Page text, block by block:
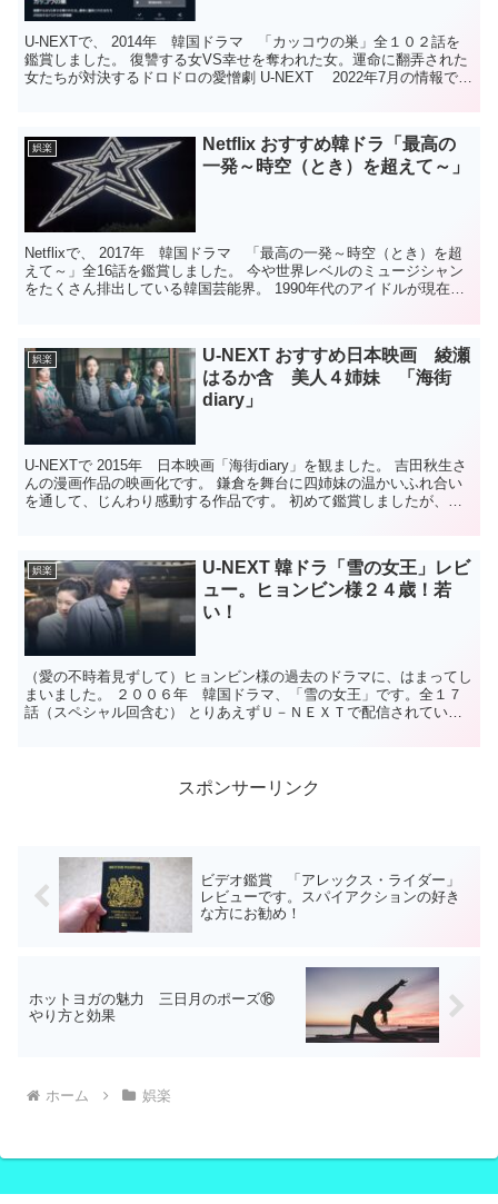
U-NEXTで、 2014年 韓国ドラマ 「カッコウの巣」全１０２話を
鑑賞しました。 復讐する女VS幸せを奪われた女。運命に翻弄された
女たちが対決するドロドロの愛憎劇 U-NEXT 2022年7月の情報で
娯楽
Netflix おすすめ韓ドラ「最高の
一発～時空（とき）を超えて～」
Netflixで、 2017年 韓国ドラマ 「最高の一発～時空（とき）を超
えて～」全16話を鑑賞しました。 今や世界レベルのミュージシャン
をたくさん排出している韓国芸能界。 1990年代のアイドルが現在に
娯楽
U-NEXT おすすめ日本映画 綾瀬
はるか含 美人４姉妹 「海街
diary」
U-NEXTで 2015年 日本映画「海街diary」を観ました。 吉田秋生さ
んの漫画作品の映画化です。 鎌倉を舞台に四姉妹の温かいふれ合い
を通して、じんわり感動する作品です。 初めて鑑賞しましたが、２
娯楽
U-NEXT 韓ドラ「雪の女王」レビ
ュー。ヒョンビン様２４歳！若
い！
（愛の不時着見ずして）ヒョンビン様の過去のドラマに、はまってし
まいました。 ２００６年 韓国ドラマ、「雪の女王」です。全１７
話（スペシャル回含む） とりあえずＵ－ＮＥＸＴで配信されている
スポンサーリンク
ビデオ鑑賞 「アレックス・ライダー」
レビューです。スパイアクションの好き
な方にお勧め！
ホットヨガの魅力 三日月のポーズ⑯
やり方と効果
ホーム 娯楽